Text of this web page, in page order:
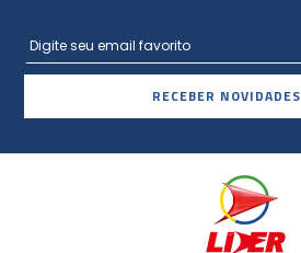
RECEBER NOVIDADES